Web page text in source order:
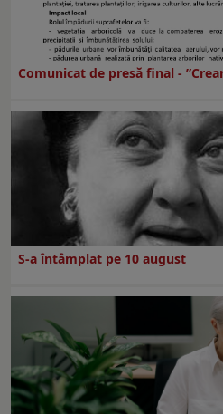
Comunicat de presă final -
S-a întâmplat pe 10 august